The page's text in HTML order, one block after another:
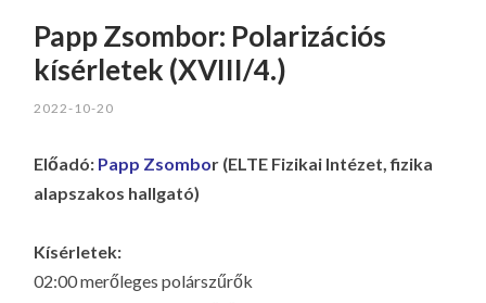
Papp Zsombor: Polarizációs
kísérletek (XVIII/4.)
2022-10-20
Előadó: Papp Zsombor (ELTE Fizikai Intézet, fizika
alapszakos hallgató)
Kísérletek:
02:00 merőleges polárszűrők